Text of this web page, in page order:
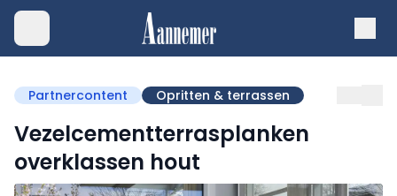
Partnercontent Opritten & terrassen
Vezelcementterrasplanken
overklassen hout